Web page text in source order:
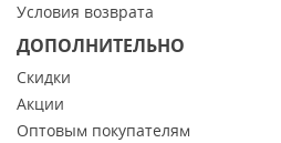
Условия возврата
ДОПОЛНИТЕЛЬНО
Скидки
Акции
Оптовым покупателям